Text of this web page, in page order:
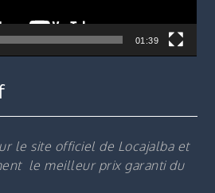
01:39
le site officiel de Locajalba et
le meilleur prix garanti du